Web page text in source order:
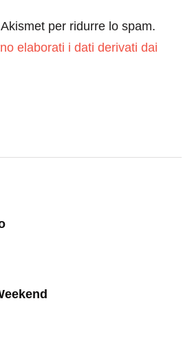
per ridurre lo spam.
elaborati i dati derivati dai